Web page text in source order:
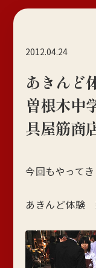
2012.04.24
あきんど
曽根木
具屋筋商
今回もやってき
あきんど体験